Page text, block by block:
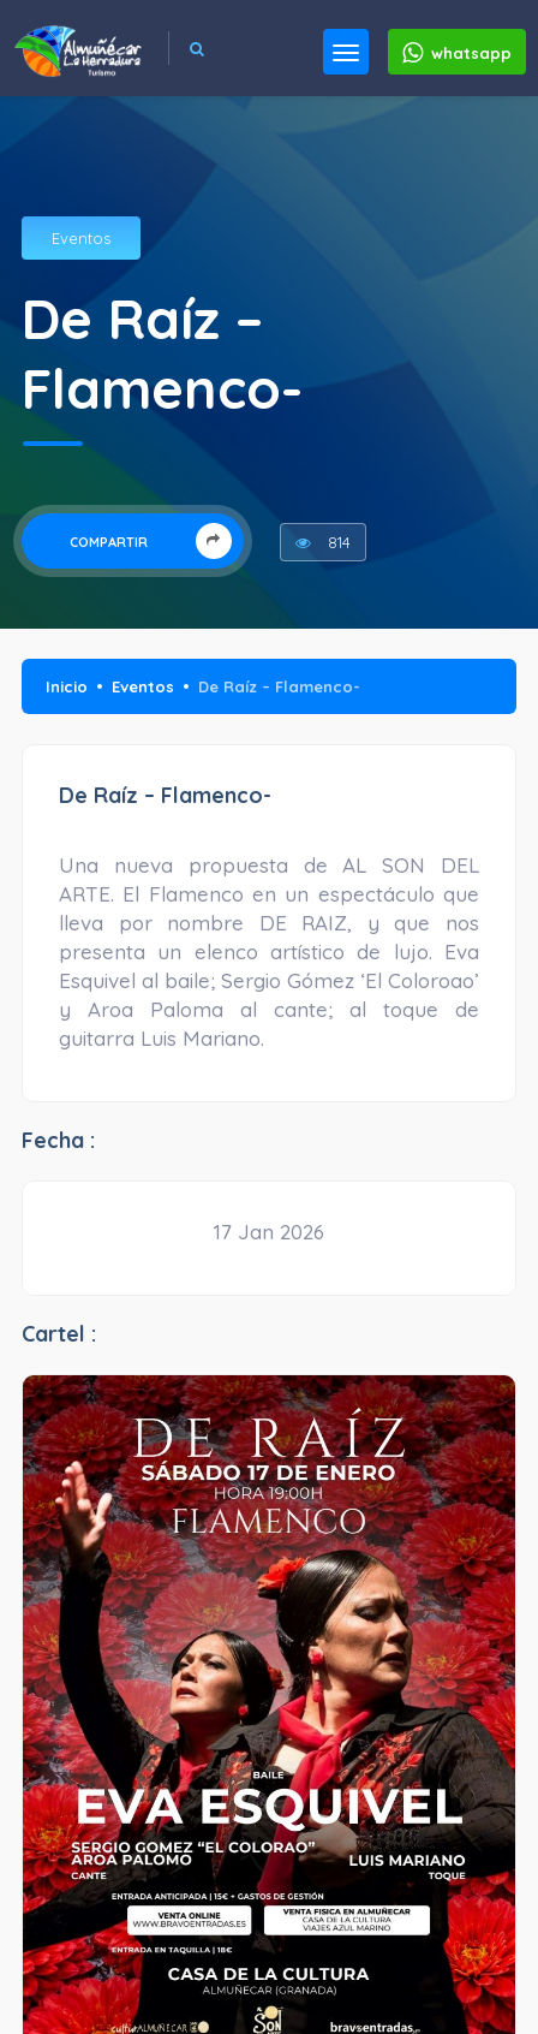
whatsapp
Eventos
De Raíz –
Flamenco-
COMPARTIR 814
Inicio Eventos De Raíz – Flamenco-
De Raíz – Flamenco-
Una nueva propuesta de AL SON DEL
ARTE. El Flamenco en un espectáculo que
lleva por nombre DE RAIZ, y que nos
presenta un elenco artístico de lujo. Eva
Esquivel al baile; Sergio Gómez ‘El Coloroao’
y Aroa Paloma al cante; al toque de
guitarra Luis Mariano.
Fecha :
17 Jan 2026
Cartel :